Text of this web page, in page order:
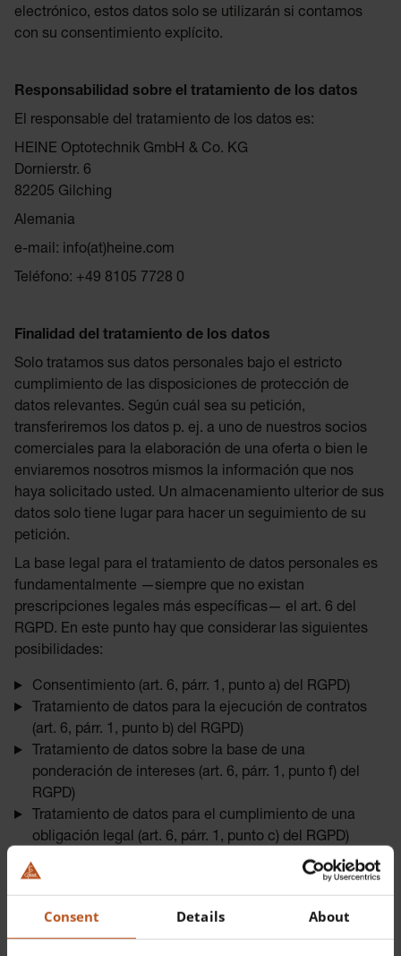
Consent Details About
electrónico, estos datos solo se utilizarán si contamos
con su consentimiento explícito.
Responsabilidad sobre el tratamiento de los datos
El responsable del tratamiento de los datos es:
HEINE Optotechnik GmbH & Co. KG
Dornierstr. 6
82205 Gilching
Alemania
e-mail: info(at)heine.com
Teléfono: +49 8105 7728 0
Finalidad del tratamiento de los datos
Solo tratamos sus datos personales bajo el estricto
cumplimiento de las disposiciones de protección de
datos relevantes. Según cuál sea su petición,
transferiremos los datos p. ej. a uno de nuestros socios
comerciales para la elaboración de una oferta o bien le
enviaremos nosotros mismos la información que nos
haya solicitado usted. Un almacenamiento ulterior de sus
datos solo tiene lugar para hacer un seguimiento de su
petición.
La base legal para el tratamiento de datos personales es
fundamentalmente —siempre que no existan
prescripciones legales más específicas— el art. 6 del
RGPD. En este punto hay que considerar las siguientes
posibilidades:
Consentimiento (art. 6, párr. 1, punto a) del RGPD)
Tratamiento de datos para la ejecución de contratos
(art. 6, párr. 1, punto b) del RGPD)
Tratamiento de datos sobre la base de una
ponderación de intereses (art. 6, párr. 1, punto f) del
RGPD)
Tratamiento de datos para el cumplimiento de una
obligación legal (art. 6, párr. 1, punto c) del RGPD)
Si tratamos datos personales sobre la base de un
consentimientoprestado por usted, tiene derecho a
revocaren todo momento dicho consentimiento de cara
a nosotros y sin efectos retroactivos.